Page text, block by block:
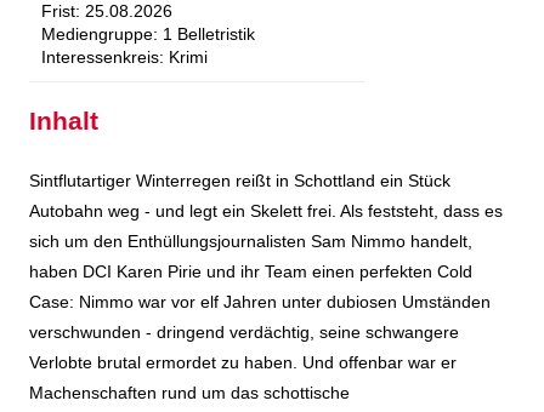
Frist: 25.08.2026
Mediengruppe: 1 Belletristik
Interessenkreis: Krimi
Inhalt
Sintflutartiger Winterregen reißt in Schottland ein Stück
Autobahn weg - und legt ein Skelett frei. Als feststeht, dass es
sich um den Enthüllungsjournalisten Sam Nimmo handelt,
haben DCI Karen Pirie und ihr Team einen perfekten Cold
Case: Nimmo war vor elf Jahren unter dubiosen Umständen
verschwunden - dringend verdächtig, seine schwangere
Verlobte brutal ermordet zu haben. Und offenbar war er
Machenschaften rund um das schottische